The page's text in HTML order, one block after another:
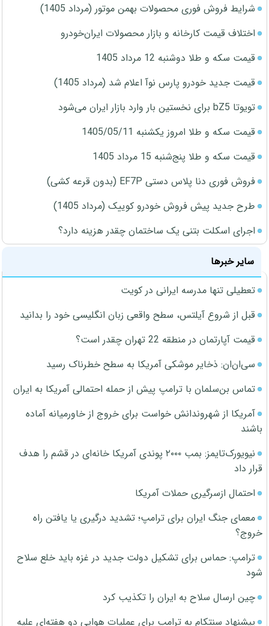
شرایط فروش فوری محصولات بهمن موتور (مرداد 1405)
اختلاف قیمت کارخانه و بازار محصولات ایران‌خودرو
قیمت سکه و طلا دوشنبه 12 مرداد 1405
قیمت جدید خودرو پارس نوآ اعلام شد (مرداد 1405)
تویوتا bZ5 برای نخستین بار وارد بازار ایران می‌شود
قیمت سکه و طلا امروز یکشنبه 1405/05/11
قیمت سکه و طلا پنج‌شنبه 15 مرداد 1405
فروش فوری دنا پلاس دستی EF7P (بدون قرعه کشی)
طرح جدید پیش فروش خودرو کوییک (مرداد 1405)
اجرای اسکلت بتنی یک ساختمان چقدر هزینه دارد؟
سایر خبرها
تعطیلی تنها مدرسه ایرانی در کویت
قبل از شروع آیلتس، سطح واقعی زبان انگلیسی خود را بدانید
قیمت آپارتمان در منطقه 22 تهران چقدر است؟
سی‌ان‌ان: ذخایر موشکی آمریکا به سطح خطرناک رسید
تماس بن‌سلمان با ترامپ پیش از حمله احتمالی آمریکا به ایران
آمریکا از شهروندانش خواست برای خروج از خاورمیانه آماده
باشند
نیویورک‌تایمز: بمب ۲۰۰۰ پوندی آمریکا خانه‌ای در قشم را هدف
قرار داد
احتمال ازسرگیری حملات آمریکا
معمای جنگ ایران برای ترامپ؛ تشدید درگیری یا یافتن راه
خروج؟
ترامپ: حماس برای تشکیل دولت جدید در غزه باید خلع سلاح
شود
چین ارسال سلاح به ایران را تکذیب کرد
پیشنهاد سنتکام به ترامپ برای عملیات هوایی دو هفته‌ای علیه